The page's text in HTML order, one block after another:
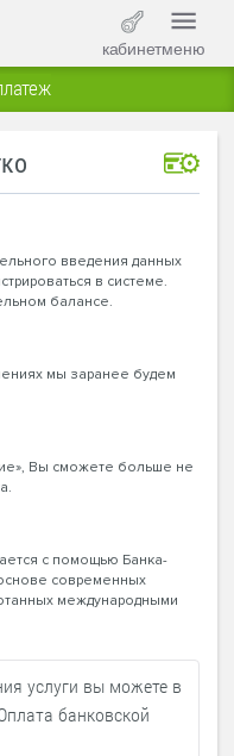
кабинетменю
введения данных
в системе.
балансе.
мы заранее будем
Вы сможете больше не
с помощью Банка-
современных
международными
услуги вы можете в
банковской